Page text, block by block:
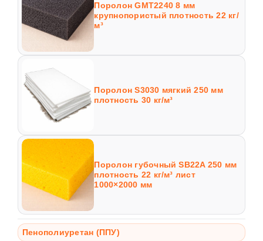
Поролон GMT2240 8 мм
крупнопористый плотность 22 кг/
м³
Поролон S3030 мягкий 250 мм
плотность 30 кг/м³
Поролон губочный SB22A 250 мм
плотность 22 кг/м³ лист
1000×2000 мм
Пенополиуретан (ППУ)